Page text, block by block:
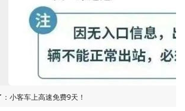
小客车上高速免费9天！